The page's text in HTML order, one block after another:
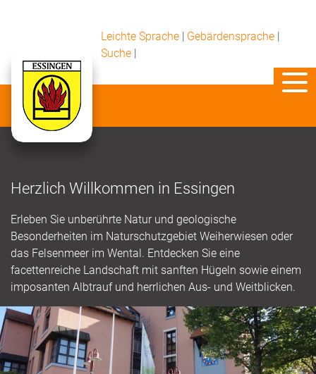
Leichte Sprache | Gebärdensprache |
Suche |
Herzlich Willkommen in Essingen
Erleben Sie unberührte Natur und geologische
Besonderheiten im Naturschutzgebiet Weiherwiesen oder
das Felsenmeer im Wental. Entdecken Sie eine
facettenreiche Landschaft mit sanften Hügeln sowie einem
imposanten Albtrauf und herrlichen Aus- und Weitblicken.